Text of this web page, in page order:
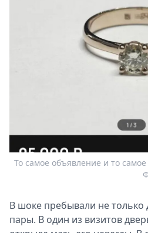
То самое объявление и то самое
В шоке пребывали не только
пары. В один из визитов